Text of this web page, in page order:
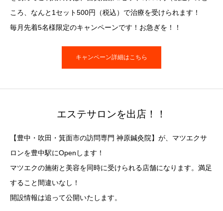
ころ、なんと1セット500円（税込）で治療を受けられます！
毎月先着5名様限定のキャンペーンです！お急ぎを！！
キャンペーン詳細はこちら
エステサロンを出店！！
【豊中・吹田・箕面市の訪問専門 神原鍼灸院】が、マツエクサ
ロンを豊中駅にOpenします！
マツエクの施術と美容を同時に受けられる店舗になります。満足
すること間違いなし！
開設情報は追って公開いたします。